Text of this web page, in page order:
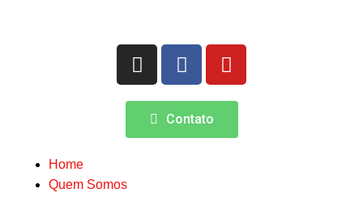
Contato
Home
Quem Somos